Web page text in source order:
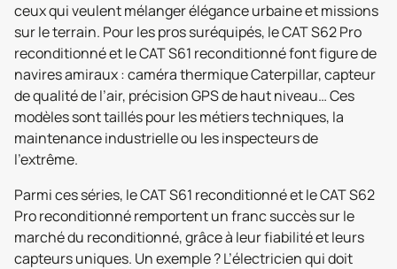
ceux qui veulent mélanger élégance urbaine et missions
sur le terrain. Pour les pros suréquipés, le CAT S62 Pro
reconditionné et le CAT S61 reconditionné font figure de
navires amiraux : caméra thermique Caterpillar, capteur
de qualité de l’air, précision GPS de haut niveau… Ces
modèles sont taillés pour les métiers techniques, la
maintenance industrielle ou les inspecteurs de
l’extrême.
Parmi ces séries, le CAT S61 reconditionné et le CAT S62
Pro reconditionné remportent un franc succès sur le
marché du reconditionné, grâce à leur fiabilité et leurs
capteurs uniques. Un exemple ? L’électricien qui doit